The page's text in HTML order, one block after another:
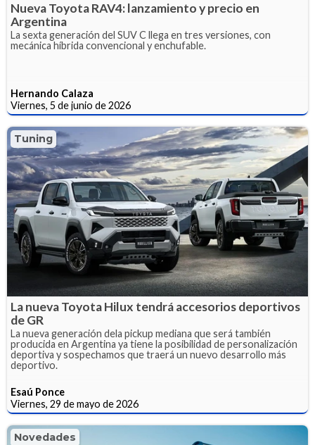
Nueva Toyota RAV4: lanzamiento y precio en
Argentina
La sexta generación del SUV C llega en tres versiones, con
mecánica híbrida convencional y enchufable.
Hernando Calaza
Viernes, 5 de junio de 2026
Tuning
La nueva Toyota Hilux tendrá accesorios deportivos
de GR
La nueva generación dela pickup mediana que será también
producida en Argentina ya tiene la posibilidad de personalización
deportiva y sospechamos que traerá un nuevo desarrollo más
deportivo.
Esaú Ponce
Viernes, 29 de mayo de 2026
Novedades